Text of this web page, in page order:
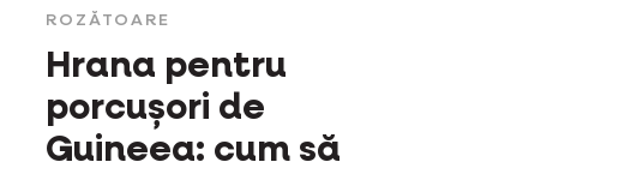
ROZĂTOARE
Hrana pentru
porcușori de
Guineea: cum să